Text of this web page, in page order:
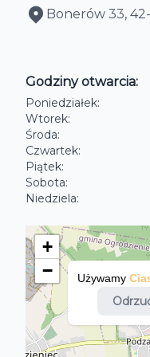
Używamy
Bonerów 33,
Godziny otwarcia:
Poniedziałek:
Wtorek:
Środa:
Czwartek:
Piątek:
Sobota:
Niedziela:
+
−